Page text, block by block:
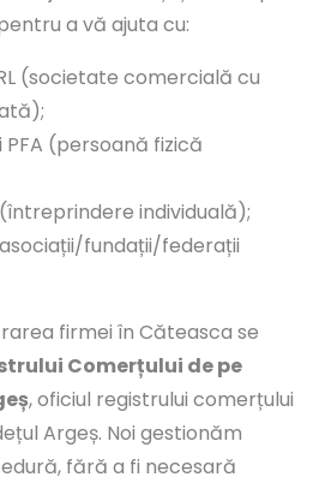
a vă ajuta cu:
(societate comercială cu
(persoană fizică
individuală);
fundații/federații
firmei în Căteasca se
Comerțului de pe
, oficiul registrului comerțului
Argeș. Noi gestionăm
fără a fi necesară